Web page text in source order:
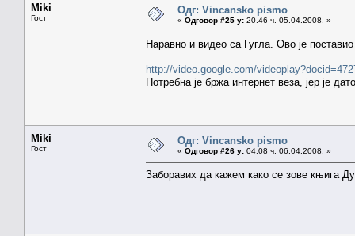
Miki
Гост
Одг: Vincansko pismo
« Одговор #25 у: 20.46 ч. 05.04.2008. »
Наравно и видео са Гугла. Ово је
http://video.google.com/
Потребна је бржа интернет веза, јер је
Miki
Гост
Одг: Vincansko pismo
« Одговор #26 у: 04.08 ч. 06.04.2008. »
Заборавих да кажем како се зове књига